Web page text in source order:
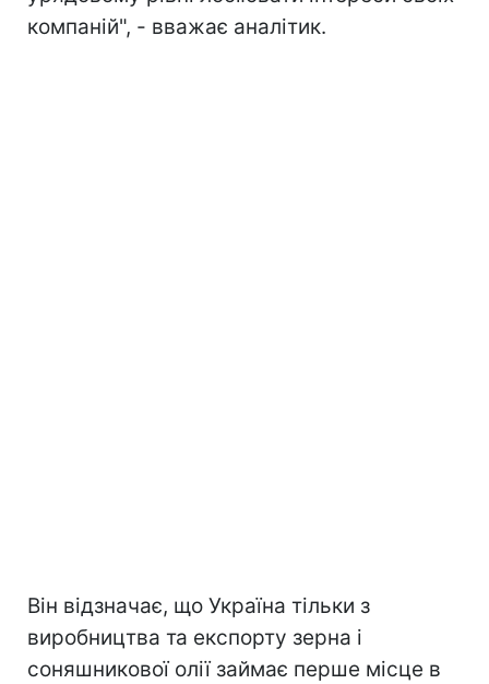
компаній", - вважає аналітик.
Він відзначає, що Україна тільки з
виробництва та експорту зерна і
соняшникової олії займає перше місце в